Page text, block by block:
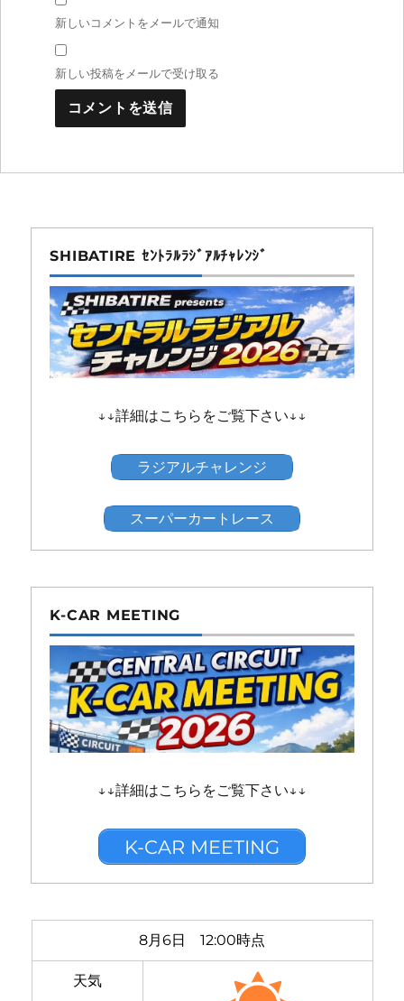
新しいコメントをメールで通知
新しい投稿をメールで受け取る
SHIBATIRE ｾﾝﾄﾗﾙﾗｼﾞｱﾙﾁｬﾚﾝｼﾞ
↓↓詳細はこちらをご覧下さい↓↓
ラジアルチャレンジ
スーパーカートレース
K-CAR MEETING
↓↓詳細はこちらをご覧下さい↓↓
K-CAR MEETING
8月6日 12:00時点
天気